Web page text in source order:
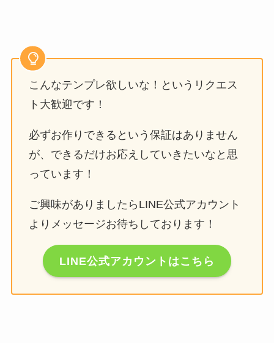
こんなテンプレ欲しいな！というリクエス
ト大歓迎です！
必ずお作りできるという保証はありません
が、できるだけお応えしていきたいなと思
っています！
ご興味がありましたらLINE公式アカウント
よりメッセージお待ちしております！
LINE公式アカウントはこちら